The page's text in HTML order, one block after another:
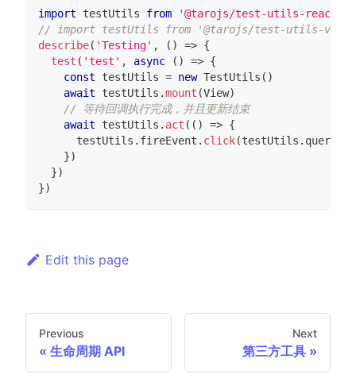
import testUtils from '@tarojs/test-utils-react'
// import testUtils from '@tarojs/test-utils-
describe( 'Testing' , ( ) => {
test ( 'test' , async ( ) => {
const testUtils = new TestUtils ( )
await testUtils .mount (View)
// 等待回调执行完成，并且更新结束
await testUtils . act ( ( ) => {
      testUtils
. fireEvent . click(testUtils . queries
})
})
})
Edit this page
Previous
生命周期 API
Next
第三方工具